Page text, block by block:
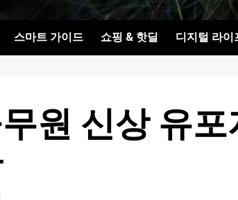
스마트 가이드 쇼핑 & 핫딜 디지털 라이
원 신상 유포